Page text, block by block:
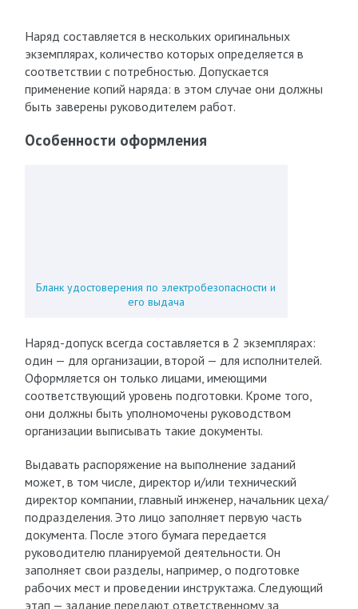
Наряд составляется в нескольких оригинальных
экземплярах, количество которых определяется в
соответствии с потребностью. Допускается
применение копий наряда: в этом случае они должны
быть заверены руководителем работ.
Особенности оформления
Бланк удостоверения по электробезопасности и
его выдача
Наряд-допуск всегда составляется в 2 экземплярах:
один — для организации, второй — для исполнителей.
Оформляется он только лицами, имеющими
соответствующий уровень подготовки. Кроме того,
они должны быть уполномочены руководством
организации выписывать такие документы.
Выдавать распоряжение на выполнение заданий
может, в том числе, директор и/или технический
директор компании, главный инженер, начальник цеха/
подразделения. Это лицо заполняет первую часть
документа. После этого бумага передается
руководителю планируемой деятельности. Он
заполняет свои разделы, например, о подготовке
рабочих мест и проведении инструктажа. Следующий
этап — задание передают ответственному за